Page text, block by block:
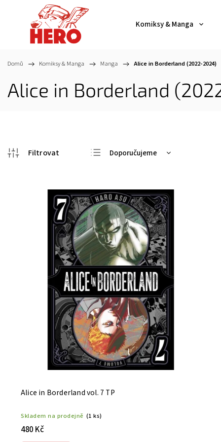
Komiksy & Manga
Domů / Komiksy & Manga / Manga / Alice in Borderland (2022-2024)
Alice in Borderland
Doporučujeme
Nejprodávanější
Abecedně
Alice in Borderland vol. 7 TP
Skladem na prodejně (1 ks)
480 Kč